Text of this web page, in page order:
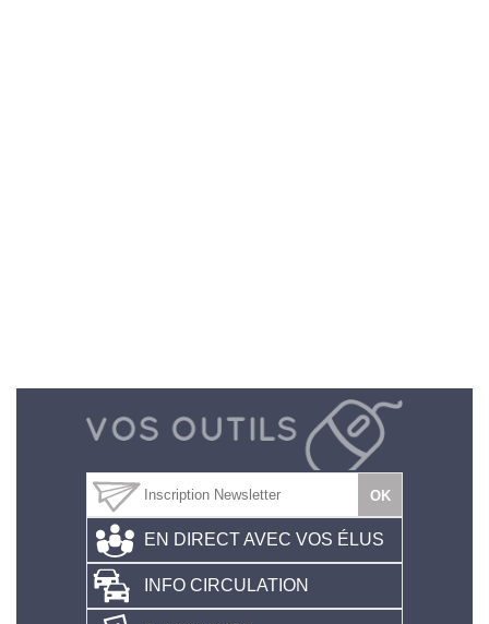
EN DIRECT AVEC VOS ÉLUS
INFO CIRCULATION